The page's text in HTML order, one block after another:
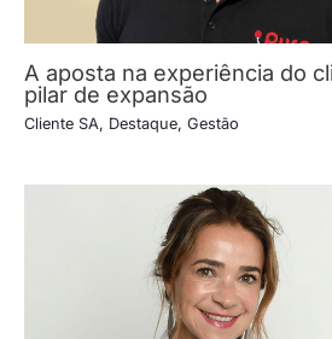
A aposta na experiência do
pilar de expansão
Cliente SA, Destaque, Gestão